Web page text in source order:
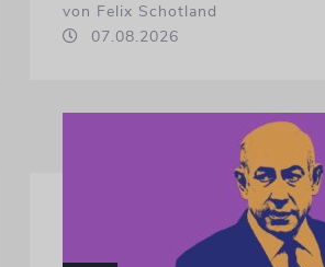
von Felix Schotland
07.08.2026